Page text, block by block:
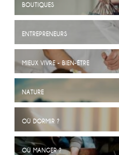
BOUTIQUES
ENTREPRENEURS
MIEUX VIVRE - BIEN-ÊTRE
NATURE
OÙ DORMIR ?
OÙ MANGER ?